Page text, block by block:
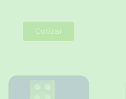
Cotizar